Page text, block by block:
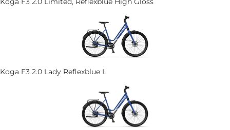
Koga F3 2.0 Lady Reflexblue L